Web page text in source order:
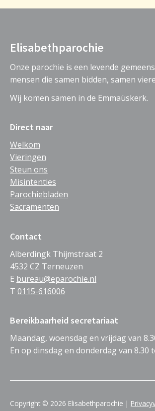
Elisabethparochie
Onze parochie is een levende
mensen die samen bidden, samen
Wij komen samen in de Emmaüskerk.
Direct naar
Welkom
Vieringen
Steun ons
Misintenties
Parochiebladen
Sacramenten
Contact
Alberdingk Thijmstraat 2
4532 CZ Terneuzen
E bureau@eparochie.nl
T 0115-616006
Bereikbaarheid secretariaat
Maandag, woensdag en vrijdag van
En op dinsdag en donderdag van 8.30
Copyright © 2026 Elisabethparochie |